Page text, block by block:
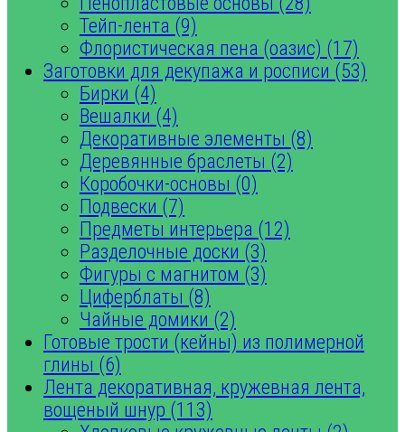
Тейп-лента (9)
Флористическая пена (оазис) (17)
Заготовки для декупажа и росписи (53)
Бирки (4)
Вешалки (4)
Декоративные элементы (8)
Деревянные браслеты (2)
Коробочки-основы (0)
Подвески (7)
Предметы интерьера (12)
Разделочные доски (3)
Фигуры с магнитом (3)
Циферблаты (8)
Чайные домики (2)
Готовые трости (кейны) из полимерной
глины (6)
Лента декоративная, кружевная лента,
вощеный шнур (113)